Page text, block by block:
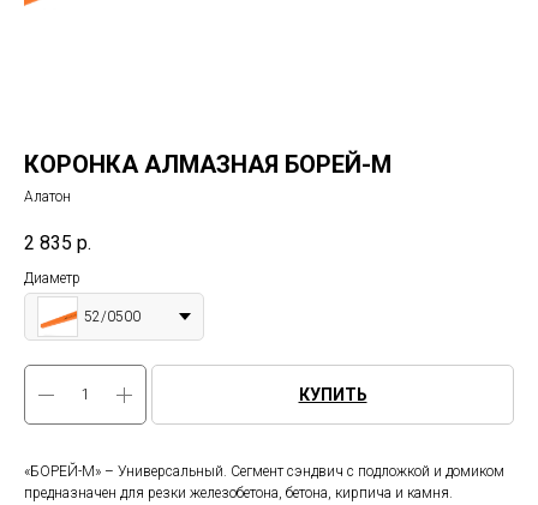
КОРОНКА АЛМАЗНАЯ БОРЕЙ-М
Алатон
2 835 р.
Диаметр
52/0500
КУПИТЬ
«БОРЕЙ-М» – Универсальный. Сегмент сэндвич с подложкой и домиком
предназначен для резки железобетона, бетона, кирпича и камня.